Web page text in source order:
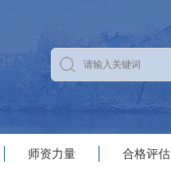
师资力量
合格评估